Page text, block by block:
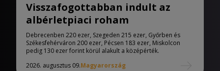
Visszafogottabban indult az
albérletpiaci roham
Debrecenben 220 ezer, Szegeden 215 ezer, Győrben és
Székesfehérváron 200 ezer, Pécsen 183 ezer, Miskolcon
pedig 130 ezer forint körül alakult a középérték.
2026. augusztus 09.Magyarország